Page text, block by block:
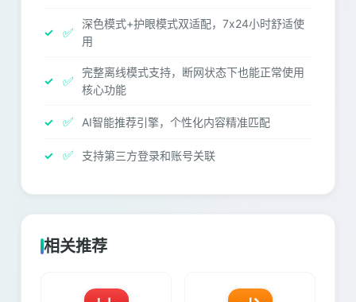
✅
深色模式+护眼模式双适配，7x24小时舒适使
用
✅
完整离线模式支持，断网状态下也能正常使用
核心功能
✅ AI智能推荐引擎，个性化内容精准匹配
✅ 支持第三方登录和账号关联
相关推荐